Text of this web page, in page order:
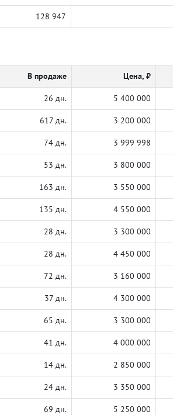
128 947
В продаже Цена, ₽
26 дн. 5 400 000
617 дн. 3 200 000
74 дн. 3 999 998
53 дн. 3 800 000
163 дн. 3 550 000
135 дн. 4 550 000
28 дн. 3 300 000
28 дн. 4 450 000
72 дн. 3 160 000
37 дн. 4 300 000
65 дн. 3 300 000
41 дн. 4 000 000
14 дн. 2 850 000
24 дн. 3 350 000
69 дн. 5 250 000